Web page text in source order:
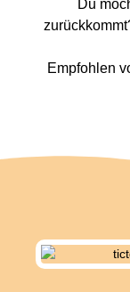
Du
Empfohlen